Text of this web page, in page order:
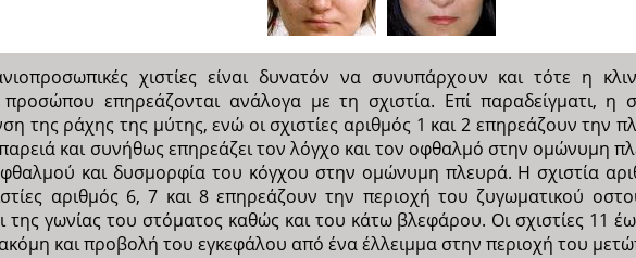
χιστίες είναι δυνατόν να συνυπάρχουν και τότε η
προσώπου επηρεάζονται ανάλογα με τη σχιστία. Επί παραδείγματι, η
της ράχης της μύτης, ενώ οι σχιστίες αριθμός 1 και 2 επηρεάζουν την
και συνήθως επηρεάζει τον λόγχο και τον οφθαλμό στην ομώνυμη
και δυσμορφία του κόγχου στην ομώνυμη πλευρά. Η σχιστία
αριθμός 6, 7 και 8 επηρεάζουν την περιοχή του ζυγωματικού
γωνίας του στόματος καθώς και του κάτω βλεφάρου. Οι σχιστίες 11
και προβολή του εγκεφάλου από ένα έλλειμμα στην περιοχή του